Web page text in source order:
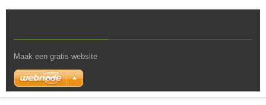
Maak een gratis website